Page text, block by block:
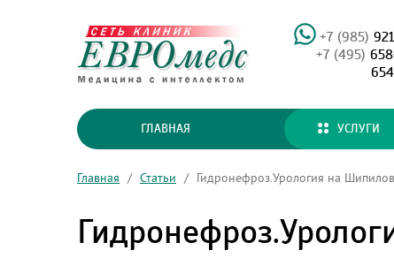
+7 (985)
+7 (495)
ГЛАВНАЯ УСЛУГИ
Главная / Статьи / Гидронефроз.Урология на